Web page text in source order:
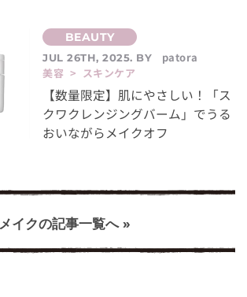
JUL 26TH, 2025. BY
patora
美容 > スキンケア
【数量限定】肌にやさしい！「ス
クワクレンジングバーム」でうる
おいながらメイクオフ
メイクの記事一覧へ »